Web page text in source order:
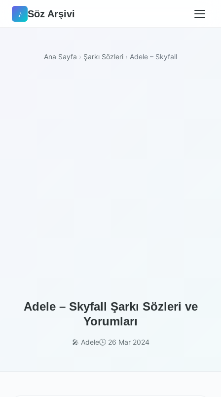
♪ Söz Arşivi
Ana Sayfa › Şarkı Sözleri › Adele – Skyfall
Adele – Skyfall Şarkı Sözleri ve
Yorumları
🎤 Adele🕒 26 Mar 2024